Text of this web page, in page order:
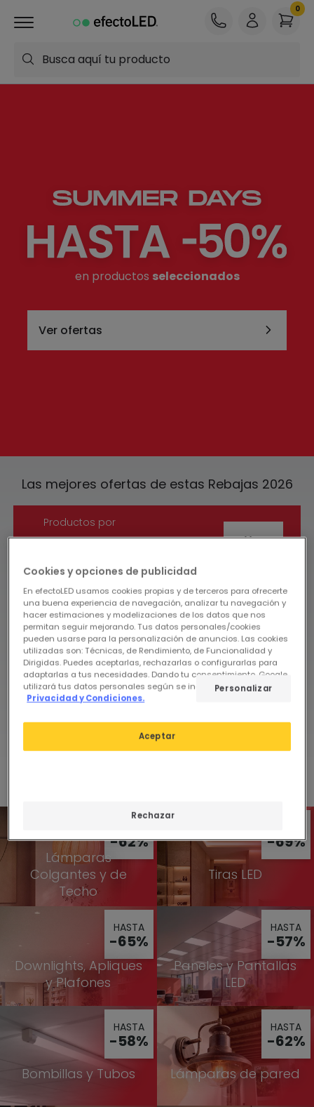
Busca aquí tu producto
en productos seleccionados
Ver ofertas
Las mejores ofertas de estas Rebajas 2026
Productos por
-10€ Ver
Productos por
-30€ Ver
Chollos por
Tiempo
Lámparas
Colgantes y de
Techo
-62%
Tiras LED
-69%
Downlights, Apliques
y Plafones
HASTA
-65%
Paneles y Pantallas
LED
HASTA
-57%
Bombillas y Tubos
HASTA
-58%
Lámparas de pared
HASTA
-62%
Cookies y opciones de publicidad
En efectoLED usamos cookies propias y de terceros para ofrecerte
una buena experiencia de navegación, analizar tu navegación y
hacer estimaciones y modelizaciones de los datos que nos
permitan seguir mejorando. Tus datos personales/cookies
pueden usarse para la personalización de anuncios. Las cookies
utilizadas son: Técnicas, de Rendimiento, de Funcionalidad y
Dirigidas. Puedes aceptarlas, rechazarlas o configurarlas para
adaptarlas a tus necesidades. Dando tu consentimiento, Google
utilizará tus datos personales según se indica en su sitio de
Privacidad y Condiciones.
Rechazar
Aceptar
Personalizar